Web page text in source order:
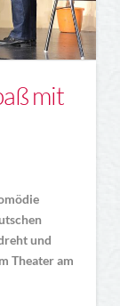
mit
und
Theater am